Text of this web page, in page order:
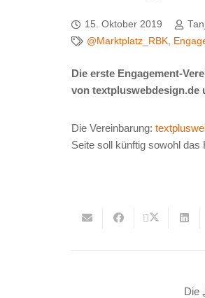
15. Oktober 2019
@Marktplatz_RBK
Die erste Engagement-
von textpluswebdesign.de
Die Vereinbarung:
Seite soll künftig sowohl
Die